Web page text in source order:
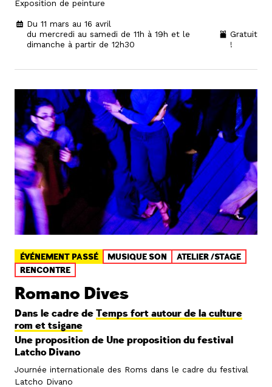
Exposition de peinture
Du 11 mars au 16 avril
du mercredi au samedi de 11h à 19h et le
dimanche à partir de 12h30
Gratuit
!
ÉVÉNEMENT PASSÉ MUSIQUE SON
ATELIER /STAGE
RENCONTRE
Romano Dives
Dans le cadre de Temps fort autour de la culture
rom et tsigane
Une proposition de Une proposition du festival
Latcho Divano
Journée internationale des Roms dans le cadre du festival
Latcho Divano